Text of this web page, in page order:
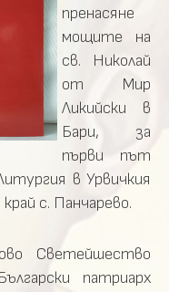
пренасяне
мощите на
св. Николай
от Мир
Ликийски в
Бари, за
първи път
в Урвичкия
с. Панчарево.
Светейшество
патриарх